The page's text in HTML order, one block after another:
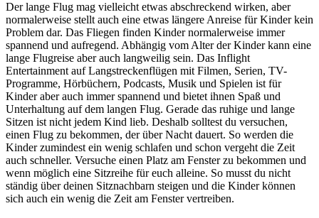
Der lange Flug mag vielleicht etwas abschreckend wirken, aber
normalerweise stellt auch eine etwas längere Anreise für Kinder kein
Problem dar. Das Fliegen finden Kinder normalerweise immer
spannend und aufregend. Abhängig vom Alter der Kinder kann eine
lange Flugreise aber auch langweilig sein. Das Inflight
Entertainment auf Langstreckenflügen mit Filmen, Serien, TV-
Programme, Hörbüchern, Podcasts, Musik und Spielen ist für
Kinder aber auch immer spannend und bietet ihnen Spaß und
Unterhaltung auf dem langen Flug. Gerade das ruhige und lange
Sitzen ist nicht jedem Kind lieb. Deshalb solltest du versuchen,
einen Flug zu bekommen, der über Nacht dauert. So werden die
Kinder zumindest ein wenig schlafen und schon vergeht die Zeit
auch schneller. Versuche einen Platz am Fenster zu bekommen und
wenn möglich eine Sitzreihe für euch alleine. So musst du nicht
ständig über deinen Sitznachbarn steigen und die Kinder können
sich auch ein wenig die Zeit am Fenster vertreiben.